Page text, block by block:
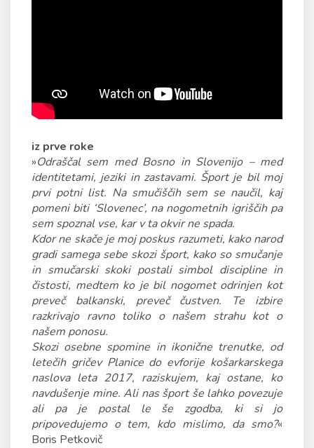
iz prve roke
»Odraščal sem med Bosno in Slovenijo – med
identitetami, jeziki in zastavami. Šport je bil moj
prvi potni list. Na smučiščih sem se naučil, kaj
pomeni biti ‘Slovenec’, na nogometnih igriščih pa
sem spoznal vse, kar v ta okvir ne spada.
Kdor ne skače je moj poskus razumeti, kako narod
gradi samega sebe skozi šport, kako so smučanje
in smučarski skoki postali simbol discipline in
čistosti, medtem ko je bil nogomet odrinjen kot
preveč balkanski, preveč čustven. Te izbire
razkrivajo ravno toliko o našem strahu kot o
našem ponosu.
Skozi osebne spomine in ikonične trenutke, od
letečih gričev Planice do evforije košarkarskega
naslova leta 2017, raziskujem, kaj ostane, ko
navdušenje mine. Ali nas šport še lahko povezuje
ali pa je postal le še zgodba, ki si jo
pripovedujemo o tem, kdo mislimo, da smo?«
Boris Petkovič